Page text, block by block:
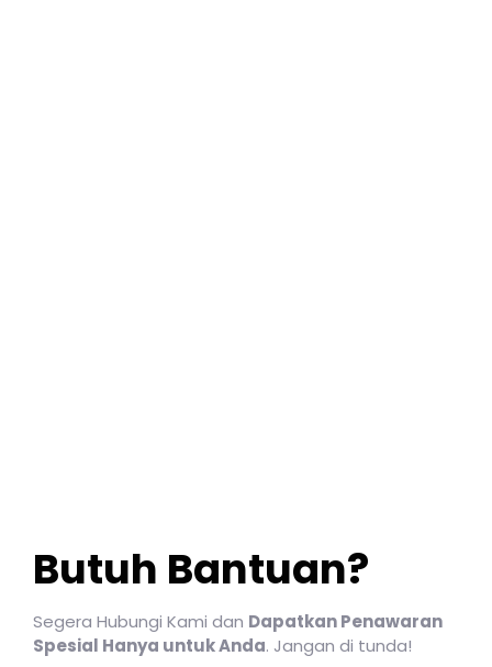
Butuh Bantuan?
Segera Hubungi Kami dan Dapatkan Penawaran
Spesial Hanya untuk Anda. Jangan di tunda!